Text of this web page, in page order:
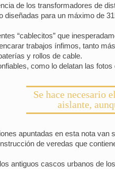
de los transformadores de
diseñadas para un máximo de
“cablecitos” que
trabajos ínfimos, tanto
y rollos de cable.
como lo delatan las fotos
Se hace necesario
aislante,
apuntadas en esta nota
de veredas que
antiguos cascos urbanos de